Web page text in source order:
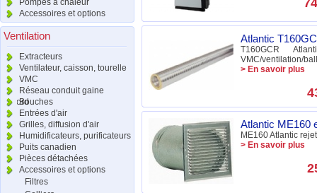
Pompes à chaleur
Accessoires et options
Ventilation
Extracteurs
Ventilateur, caisson, tourelle
VMC
Réseau conduit gaine
raccordBouches
Entrées d'air
Grilles, diffusion d'air
Humidificateurs, purificateurs
Puits canadien
Pièces détachées
Accessoires et options
Filtres
Atlantic
T160GCR
VMC/ventilation/
> En savoir plus
Atlantic ME160
ME160 Atlantic
> En savoir plus